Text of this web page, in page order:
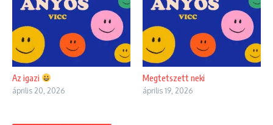
Az igazi
április 20, 2026
Megtetszett neki
április 19, 2026